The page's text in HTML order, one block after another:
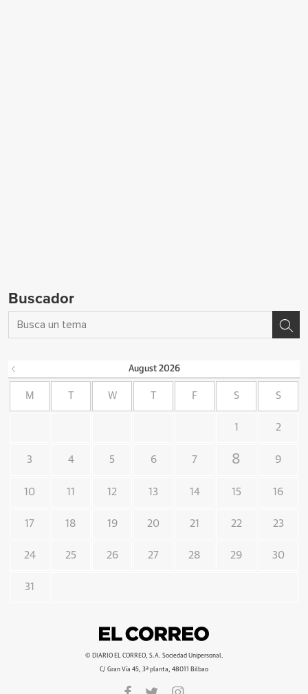
Buscador
August 2026
M W F S S
1 2
3 4 5 6 7 8 9
10 11 12 13 14 15 16
17 18 19 20 21 22 23
24 25 26 27 28 29 30
31
© DIARIO EL CORREO, S.A. Sociedad Unipersonal.
C/ Gran Vía 45, 3ª planta, 48011 Bilbao